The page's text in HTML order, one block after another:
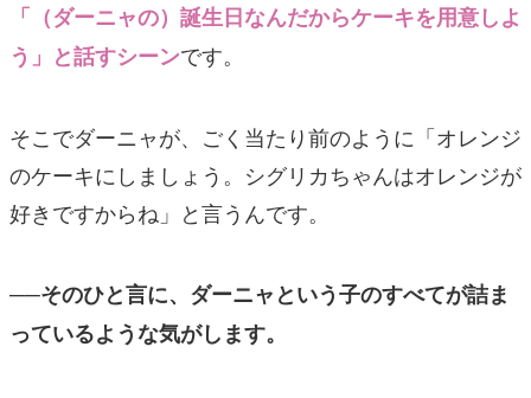
「（ダーニャの）誕生日なんだからケーキを用意しよ
う」と話すシーンです。
そこでダーニャが、ごく当たり前のように「オレンジ
のケーキにしましょう。シグリカちゃんはオレンジが
好きですからね」と言うんです。
──そのひと言に、ダーニャという子のすべてが詰ま
っているような気がします。